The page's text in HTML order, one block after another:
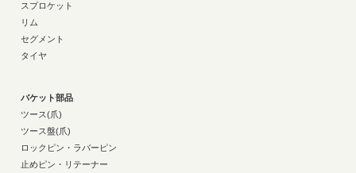
スプロケット
リム
セグメント
タイヤ
バケット部品
ツース(爪)
ツース盤(爪)
ロックピン・ラバーピン
止めピン・リテーナー